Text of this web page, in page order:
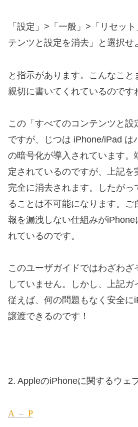
「設定」>「一般」>「リセッ
テンツと設定を消去」と選択せ
と指示があります。こんなこと
親切に書いてくれているのです
この「すべてのコンテンツと設
ですが、じつは iPhone/iPad は
の暗号化が導入されています。
定されているのですが、上記を
完全に消去されます。したがっ
ることは不可能になります。ご
報を漏洩しない仕組みがiPhone
れているのです。
このユーザガイドではわざわざ
していません。しかし、上記ガ
従えば、何の問題もなく安全に
譲渡できるのです！
2. AppleのiPhoneに関するウェ
Apple – iPhone